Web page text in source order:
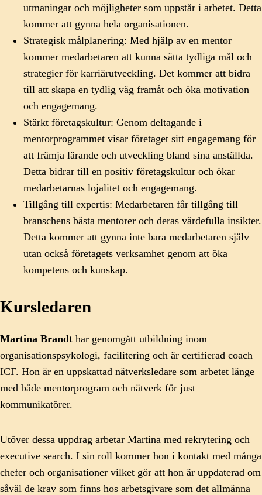
utmaningar och möjligheter som uppstår i arbetet. Detta
kommer att gynna hela organisationen.
Strategisk målplanering: Med hjälp av en mentor
kommer medarbetaren att kunna sätta tydliga mål och
strategier för karriärutveckling. Det kommer att bidra
till att skapa en tydlig väg framåt och öka motivation
och engagemang.
Stärkt företagskultur: Genom deltagande i
mentorprogrammet visar företaget sitt engagemang för
att främja lärande och utveckling bland sina anställda.
Detta bidrar till en positiv företagskultur och ökar
medarbetarnas lojalitet och engagemang.
Tillgång till expertis: Medarbetaren får tillgång till
branschens bästa mentorer och deras värdefulla insikter.
Detta kommer att gynna inte bara medarbetaren själv
utan också företagets verksamhet genom att öka
kompetens och kunskap.
Kursledaren
Martina Brandt har genomgått utbildning inom
organisationspsykologi, facilitering och är certifierad coach
ICF. Hon är en uppskattad nätverksledare som arbetet länge
med både mentorprogram och nätverk för just
kommunikatörer.
Utöver dessa uppdrag arbetar Martina med rekrytering och
executive search. I sin roll kommer hon i kontakt med många
chefer och organisationer vilket gör att hon är uppdaterad om
såväl de krav som finns hos arbetsgivare som det allmänna